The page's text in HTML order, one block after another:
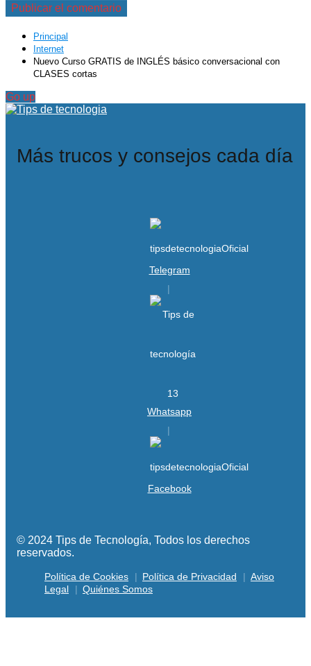
Principal
Internet
Nuevo Curso GRATIS de INGLÉS básico conversacional con
CLASES cortas
Go up
Más trucos y consejos cada día
Telegram
Whatsapp
Facebook
© 2024 Tips de Tecnología, Todos los derechos
reservados.
Política de Cookies Política de Privacidad
Aviso
Legal
Quiénes Somos